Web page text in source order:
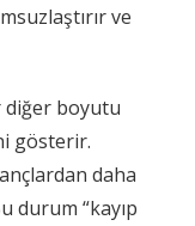
ve
diğer boyutu
gösterir.
daha
durum “kayıp